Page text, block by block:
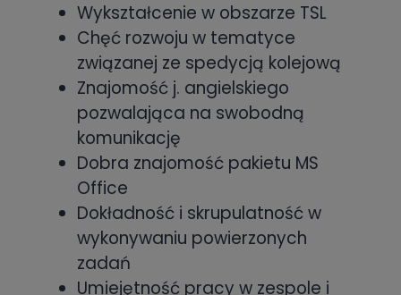
Wykształcenie w obszarze TSL
Chęć rozwoju w tematyce
związanej ze spedycją kolejową
Znajomość j. angielskiego
pozwalająca na swobodną
komunikację
Dobra znajomość pakietu MS
Office
Dokładność i skrupulatność w
wykonywaniu powierzonych
zadań
Umiejętność pracy w zespole i